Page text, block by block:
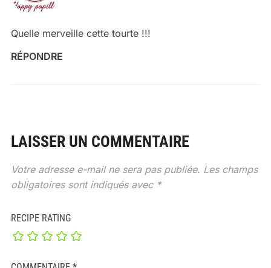
Quelle merveille cette tourte !!!
RÉPONDRE
LAISSER UN COMMENTAIRE
Votre adresse e-mail ne sera pas publiée. Les champs
obligatoires sont indiqués avec *
RECIPE RATING